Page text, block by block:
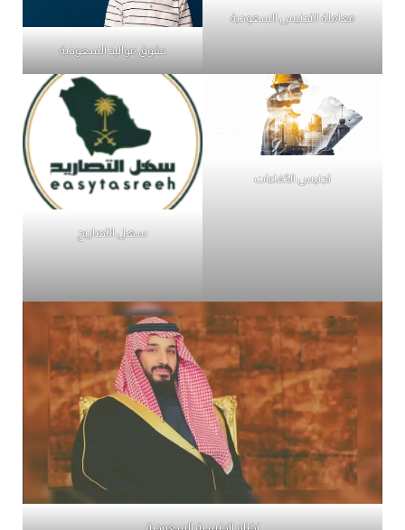
معاملة التجنيس السعودية
حقوق مواليد السعودية
تجنيس الكفاءات
سهل التصاريح
نظام الجنسية السعودية